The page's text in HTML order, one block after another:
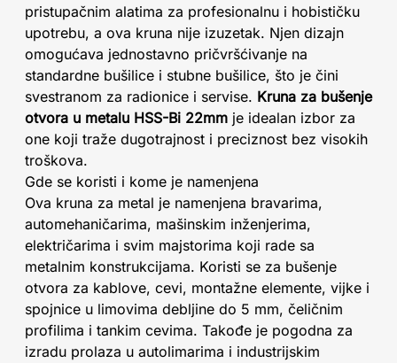
pristupačnim alatima za profesionalnu i hobističku
upotrebu, a ova kruna nije izuzetak. Njen dizajn
omogućava jednostavno pričvršćivanje na
standardne bušilice i stubne bušilice, što je čini
svestranom za radionice i servise. Kruna za bušenje
otvora u metalu HSS-Bi 22mm je idealan izbor za
one koji traže dugotrajnost i preciznost bez visokih
troškova.
Gde se koristi i kome je namenjena
Ova kruna za metal je namenjena bravarima,
automehaničarima, mašinskim inženjerima,
električarima i svim majstorima koji rade sa
metalnim konstrukcijama. Koristi se za bušenje
otvora za kablove, cevi, montažne elemente, vijke i
spojnice u limovima debljine do 5 mm, čeličnim
profilima i tankim cevima. Takođe je pogodna za
izradu prolaza u autolimarima i industrijskim